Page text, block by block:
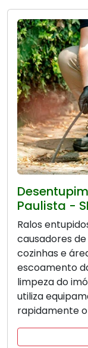
Paulista -
Ralos
causadores
cozinhas e
escoamento
limpeza do
utiliza
rapidamente